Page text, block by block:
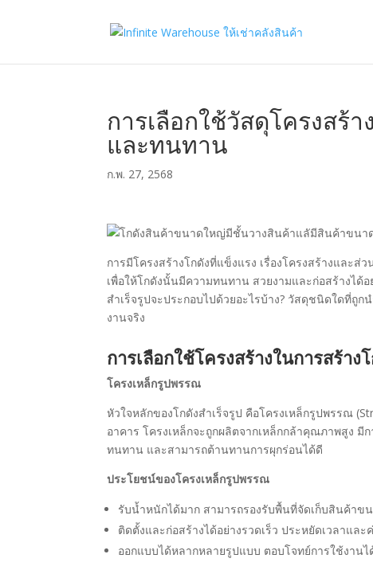
การเลือกใช้วัสดุโครงสร้
และทนทาน
ก.พ. 27, 2568
การมีโครงสร้างโกดังที่แข็งแรง เรื่องโครงสร้างและ
เพื่อให้โกดังนั้นมีความทนทาน สวยงามและก่อสร้างได้
สำเร็จรูปจะประกอบไปด้วยอะไรบ้าง? วัสดุชนิดใดที่ถู
งานจริง
การเลือกใช้โครงสร้างในการสร้าง
โครงเหล็กรูปพรรณ
หัวใจหลักของโกดังสำเร็จรูป คือโครงเหล็กรูปพรรณ
อาคาร โครงเหล็กจะถูกผลิตจากเหล็กกล้าคุณภาพสูง
ทนทาน และสามารถต้านทานการผุกร่อนได้ดี
ประโยชน์ของโครงเหล็กรูปพรรณ
รับน้ำหนักได้มาก สามารถรองรับพื้นที่จัดเก็บสินค้าข
ติดตั้งและก่อสร้างได้อย่างรวดเร็ว ประหยัดเวลาและ
ออกแบบได้หลากหลายรูปแบบ ตอบโจทย์การใช้งานไ